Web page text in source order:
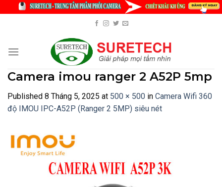
Camera imou ranger 2 A52P 5mp
Published 8 Tháng 5, 2025 at 500 × 500 in Camera Wifi 360
độ IMOU IPC-A52P (Ranger 2 5MP) siêu nét